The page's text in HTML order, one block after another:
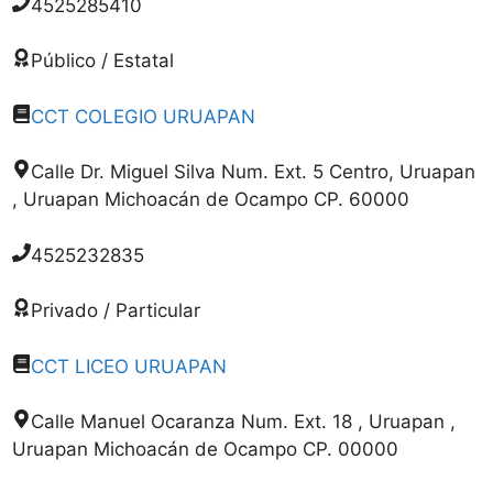
4525285410
Público / Estatal
CCT COLEGIO URUAPAN
Calle Dr. Miguel Silva Num. Ext. 5 Centro, Uruapan
, Uruapan Michoacán de Ocampo CP. 60000
4525232835
Privado / Particular
CCT LICEO URUAPAN
Calle Manuel Ocaranza Num. Ext. 18 , Uruapan ,
Uruapan Michoacán de Ocampo CP. 00000